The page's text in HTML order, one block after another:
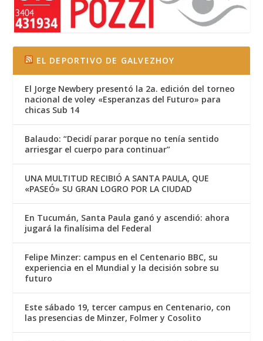
EL DEPORTIVO DE GALVEZHOY
El Jorge Newbery presentó la 2a. edición del torneo
nacional de voley «Esperanzas del Futuro» para
chicas Sub 14
Balaudo: “Decidí parar porque no tenía sentido
arriesgar el cuerpo para continuar”
UNA MULTITUD RECIBIÓ A SANTA PAULA, QUE
«PASEÓ» SU GRAN LOGRO POR LA CIUDAD
En Tucumán, Santa Paula ganó y ascendió: ahora
jugará la finalísima del Federal
Felipe Minzer: campus en el Centenario BBC, su
experiencia en el Mundial y la decisión sobre su
futuro
Este sábado 19, tercer campus en Centenario, con
las presencias de Minzer, Folmer y Cosolito